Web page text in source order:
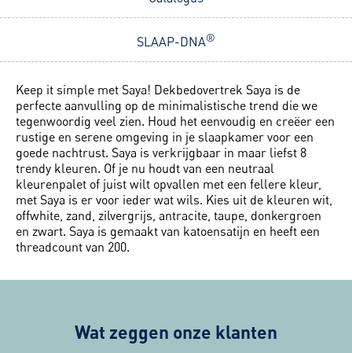
SLAAP-DNA®
Keep it simple met Saya! Dekbedovertrek Saya is de
perfecte aanvulling op de minimalistische trend die we
tegenwoordig veel zien. Houd het eenvoudig en creëer een
rustige en serene omgeving in je slaapkamer voor een
goede nachtrust. Saya is verkrijgbaar in maar liefst 8
trendy kleuren. Of je nu houdt van een neutraal
kleurenpalet of juist wilt opvallen met een fellere kleur,
met Saya is er voor ieder wat wils. Kies uit de kleuren wit,
offwhite, zand, zilvergrijs, antracite, taupe, donkergroen
en zwart. Saya is gemaakt van katoensatijn en heeft een
threadcount van 200.
Wat zeggen onze klanten